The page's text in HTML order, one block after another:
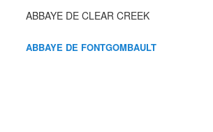
ABBAYE DE CLEAR CREEK
ABBAYE DE FONTGOMBAULT